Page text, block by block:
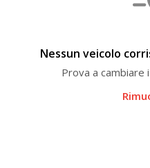
Nessun veicolo
Prova a cambiare